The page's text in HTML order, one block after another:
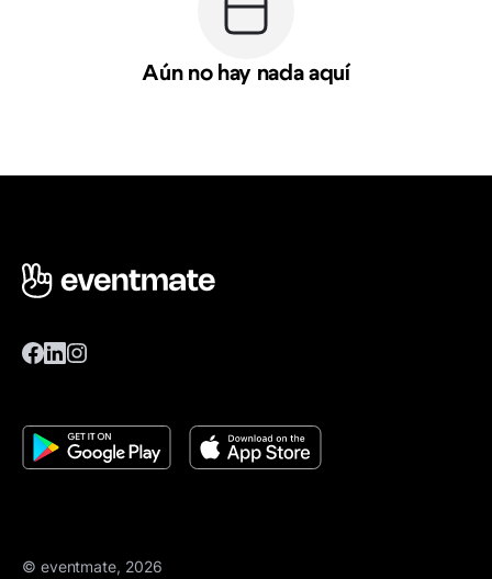
Aún no hay nada aquí
© eventmate, 2026